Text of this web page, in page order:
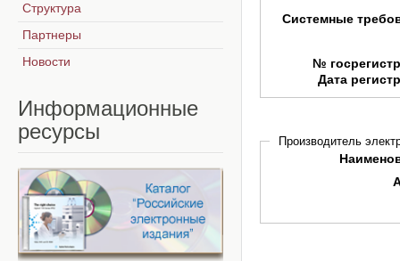
Системные
№
Дата
Производитель
Структура
Партнеры
Новости
Информационные
ресурсы